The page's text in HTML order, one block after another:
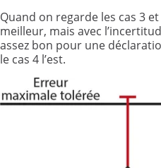
Quand on regarde les cas 3
meilleur, mais avec
assez bon pour une
le cas 4 l’est.